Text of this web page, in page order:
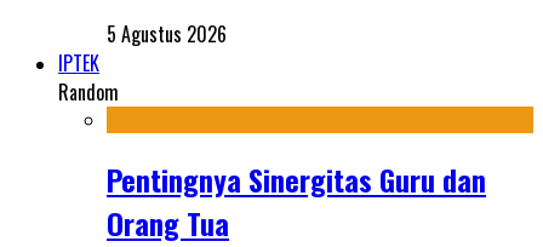
5 Agustus 2026
IPTEK
Random
Pentingnya Sinergitas Guru dan
Orang Tua